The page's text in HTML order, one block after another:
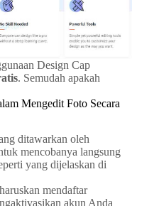
Design Cap
. Semudah apakah
Mengedit Foto Secara
ditawarkan oleh
mencobanya langsung
yang dijelaskan di
mendaftar
akun Anda